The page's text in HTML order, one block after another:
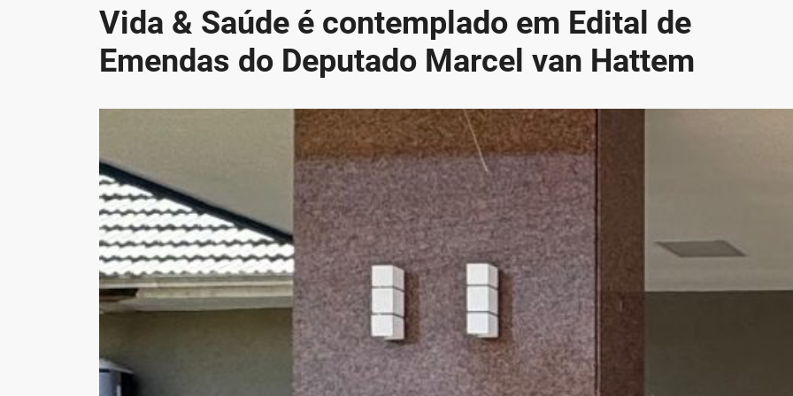
Vida & Saúde é contemplado em Edital de
Emendas do Deputado Marcel van Hattem